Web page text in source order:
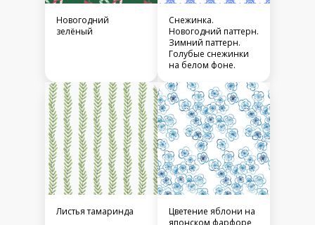
Новогодний
зелёный
Снежинка.
Новогодний паттерн.
Зимний паттерн.
Голубые снежинки
на белом фоне.
Листья тамаринда
Цветение яблони на
японском фарфоре